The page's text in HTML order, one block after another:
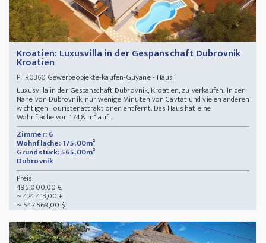
Kroatien: Luxusvilla in der Gespanschaft Dubrovnik
Kroatien
PHR0360 Gewerbeobjekte-kaufen-Guyane - Haus
Luxusvilla in der Gespanschaft Dubrovnik, Kroatien, zu verkaufen. In der
Nähe von Dubrovnik, nur wenige Minuten von Cavtat und vielen anderen
wichtigen Touristenattraktionen entfernt. Das Haus hat eine
Wohnfläche von 174,8 m² auf ...
Zimmer: 6
Wohnfläche: 175,00m²
Grundstück: 565,00m²
Dubrovnik
Preis:
495.000,00 €
~ 424.413,00 £
~ 547.569,00 $